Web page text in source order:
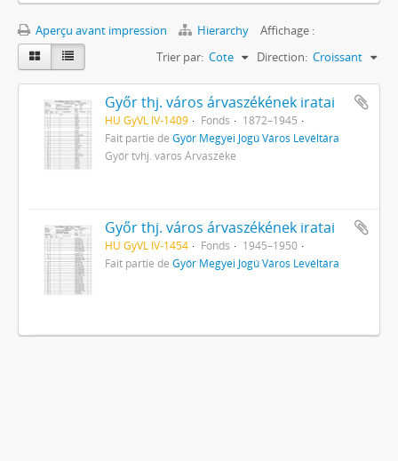
Aperçu avant impression Hierarchy
Affichage :
Trier par: Cote Direction: Croissant
Győr thj. város árvaszékének iratai
HU GyVL IV-1409 Fonds
1872–1945
Fait partie de Győr Megyei Jogú Város Levéltára
Győr tvhj. város Árvaszéke
Győr thj. város árvaszékének iratai
HU GyVL IV-1454 Fonds
1945–1950
Fait partie de Győr Megyei Jogú Város Levéltára